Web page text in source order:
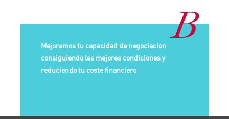
B
Mejoramos tu capacidad de negociacion
consiguiendo las mejores condiciones y
reduciendo tu coste financiero